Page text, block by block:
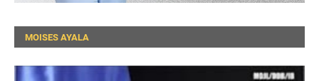
MOISES AYALA